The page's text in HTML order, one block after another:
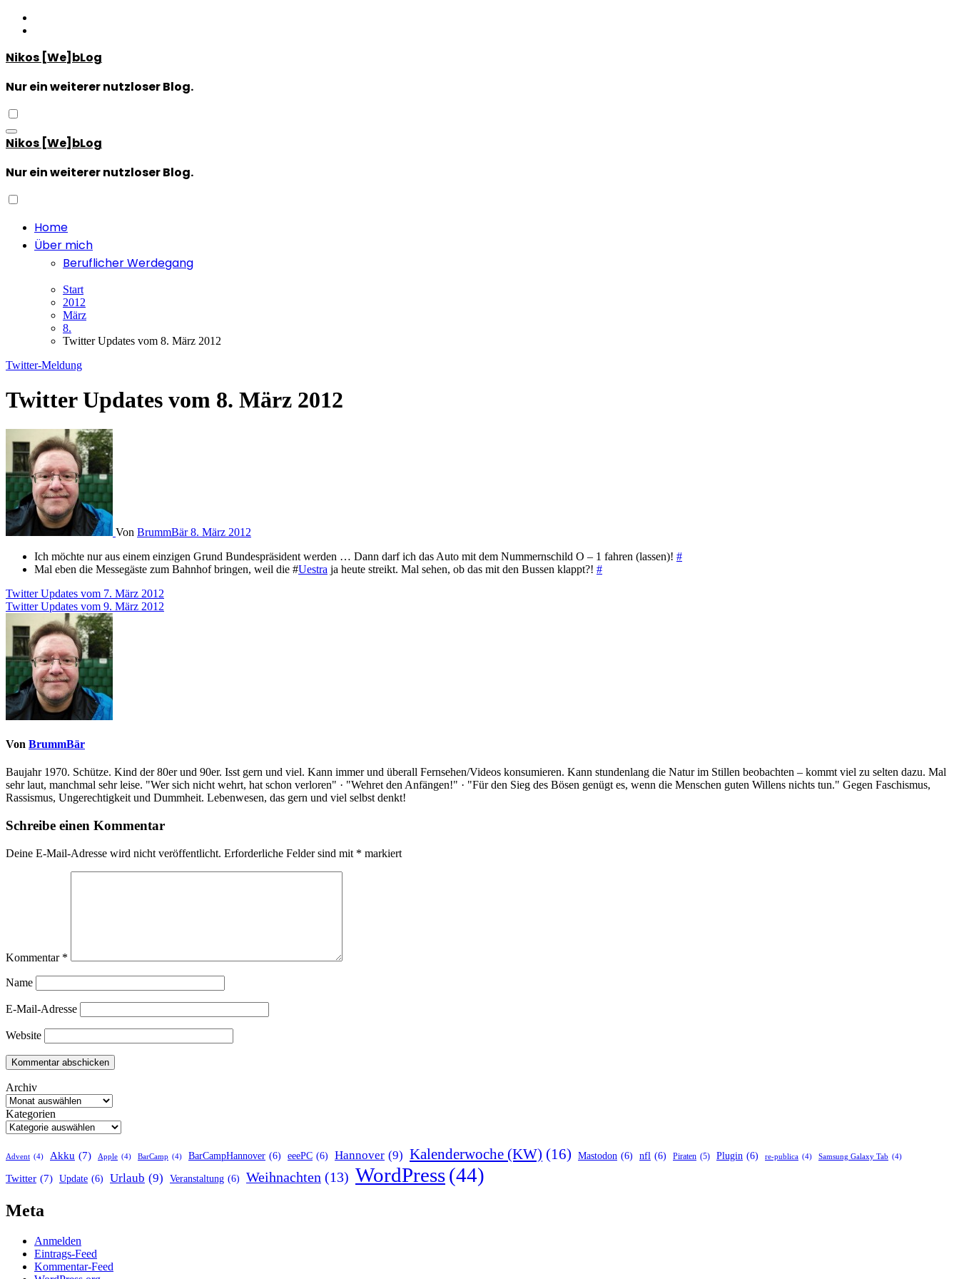
Zum
Inhalt
Nikos [We]bLog
Nur ein weiterer nutzloser Blog.
Nikos [We]bLog
Nur ein weiterer nutzloser Blog.
Home
Über mich
Beruflicher Werdegang
Start
2012
März
8.
Twitter Updates vom 8. März 2012
Twitter-Meldung
Twitter Updates vom 8. März 2012
Von BrummBär8. März 2012
Ich möchte nur aus einem einzigen Grund Bundespräsident werden … Dann darf ich das Auto mit dem Nummernschild O – 1 fahren (lassen)! #
Mal eben die Messegäste zum Bahnhof bringen, weil die #Uestra ja heute streikt. Mal sehen, ob das mit den Bussen klappt?! #
Beitragsnavigation
Twitter Updates vom 7. März 2012
Twitter Updates vom 9. März 2012
Von BrummBär
Baujahr 1970. Schütze. Kind der 80er und 90er. Isst gern und viel. Kann immer und überall Fernsehen/Videos konsumieren. Kann stundenlang die Natur im Stillen beobachten – kommt viel zu selten dazu. Mal
sehr laut, manchmal sehr leise. "Wer sich nicht wehrt, hat schon verloren" · "Wehret den Anfängen!" · "Für den Sieg des Bösen genügt es, wenn die Menschen guten Willens nichts tun." Gegen Faschismus,
Rassismus, Ungerechtigkeit und Dummheit. Lebenwesen, das gern und viel selbst denkt!
Schreibe einen Kommentar
Deine E-Mail-Adresse wird nicht veröffentlicht. Erforderliche Felder sind mit * markiert
Kommentar *
Name
E-Mail-Adresse
Website
Archiv
Kategorien
Advent (4) Akku (7) Apple (4) BarCamp (4) BarCampHannover (6) eeePC (6) Hannover (9) Kalenderwoche (KW) (16) Mastodon (6) nfl (6) Piraten (5) Plugin (6) re-publica (4) Samsung Galaxy Tab (4)
Twitter (7) Update (6) Urlaub (9) Veranstaltung (6) Weihnachten (13) WordPress(44)
Meta
Anmelden
Eintrags-Feed
Kommentar-Feed